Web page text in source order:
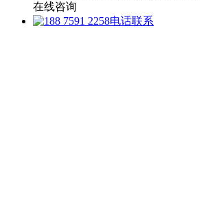
在线咨询
电话联系